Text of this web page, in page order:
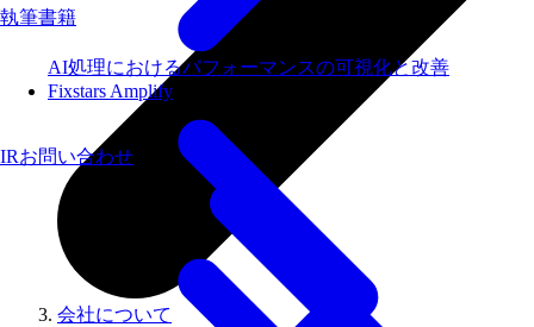
執筆書籍
AI処理におけるパフォーマンスの可視化と改善
Fixstars Amplify
IRお問い合わせ
会社について